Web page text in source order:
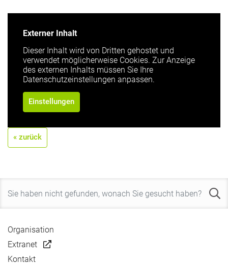
Externer Inhalt
Dieser Inhalt wird von Dritten gehostet und
verwendet möglicherweise Cookies. Zur Anzeige
des externen Inhalts müssen Sie Ihre
Datenschutzeinstellungen anpassen.
Einstellungen
« zurück
Organisation
Extranet
Kontakt